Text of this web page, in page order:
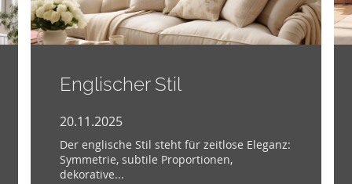
Englischer Stil
20.11.2025
Der englische Stil steht für zeitlose Eleganz:
Symmetrie, subtile Proportionen,
dekorative...